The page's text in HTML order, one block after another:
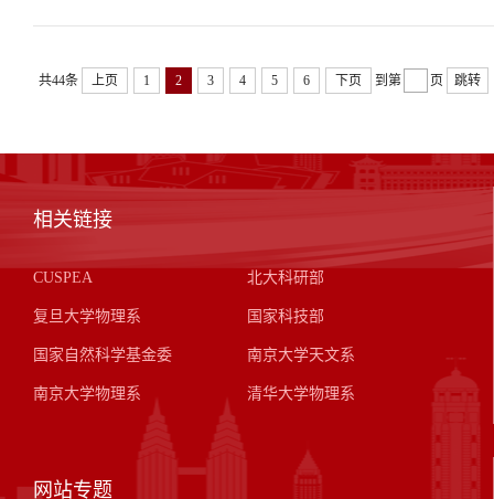
共44条 上页 1 2 3 4 5 6 下页 到第 页 跳转
相关链接
CUSPEA 北大科研部
复旦大学物理系 国家科技部
国家自然科学基金委 南京大学天文系
南京大学物理系 清华大学物理系
网站专题